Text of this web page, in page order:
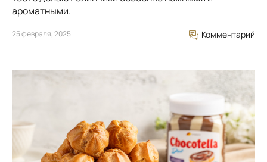
ароматными.
25 февраля, 2025 Комментарий